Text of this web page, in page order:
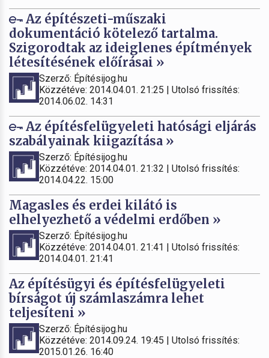
Az építészeti-műszaki
dokumentáció kötelező tartalma.
Szigorodtak az ideiglenes építmények
létesítésének előírásai »
Szerző: Építésijog.hu
Közzétéve: 2014.04.01. 21:25 | Utolsó frissítés:
2014.06.02. 14:31
Az építésfelügyeleti hatósági eljárás
szabályainak kiigazítása »
Szerző: Építésijog.hu
Közzétéve: 2014.04.01. 21:32 | Utolsó frissítés:
2014.04.22. 15:00
Magasles és erdei kilátó is
elhelyezhető a védelmi erdőben »
Szerző: Építésijog.hu
Közzétéve: 2014.04.01. 21:41 | Utolsó frissítés:
2014.04.01. 21:41
Az építésügyi és építésfelügyeleti
bírságot új számlaszámra lehet
teljesíteni »
Szerző: Építésijog.hu
Közzétéve: 2014.09.24. 19:45 | Utolsó frissítés:
2015.01.26. 16:40